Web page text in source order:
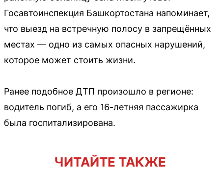
Госавтоинспекция Башкортостана напоминает,
что выезд на встречную полосу в запрещённых
местах — одно из самых опасных нарушений,
которое может стоить жизни.
Ранее подобное ДТП произошло в регионе:
водитель погиб, а его 16-летняя пассажирка
была госпитализирована.
ЧИТАЙТЕ ТАКЖЕ